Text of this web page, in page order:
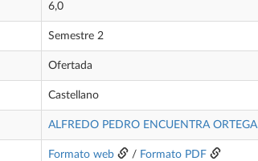
6,0
Semestre 2
Ofertada
Castellano
ALFREDO PEDRO ENCUENTRA ORTEGA
Formato web / Formato PDF